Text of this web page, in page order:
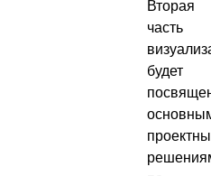
Вторая
часть
будет